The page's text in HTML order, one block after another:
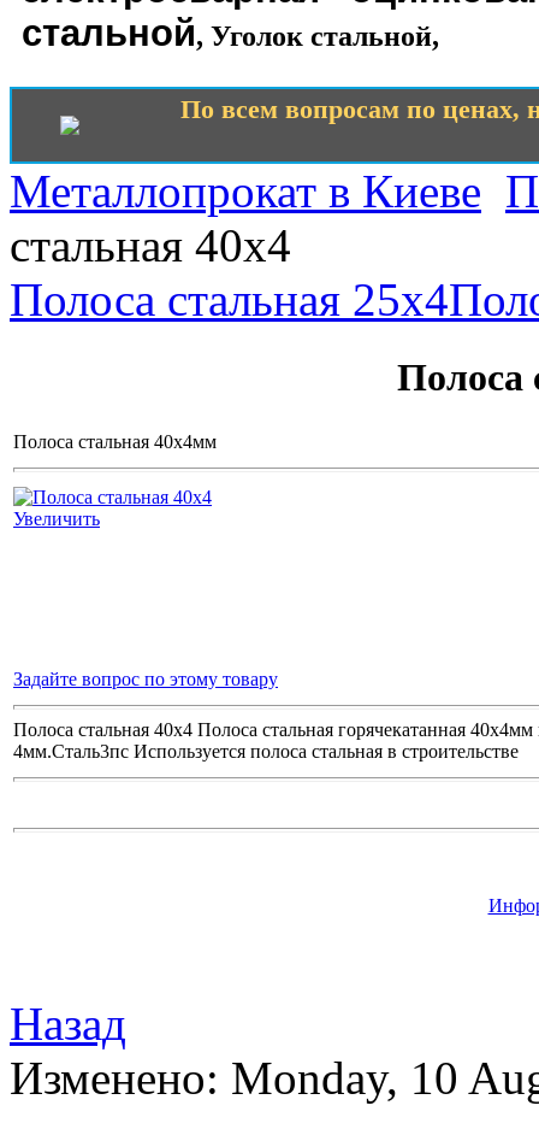
стальной, Уголок стальной,
По всем вопросам по ценах,
Металлопрокат в Киеве
стальная 40х4
Полоса стальная 25х4
Полоса
Полоса стальная 40х4мм
Увеличить
Задайте вопрос по этому товару
Полоса стальная 40х4 Полоса стальная горячекатанная
4мм.Сталь3пс Используется полоса стальная в строительстве
Назад
Изменено: Monday, 10